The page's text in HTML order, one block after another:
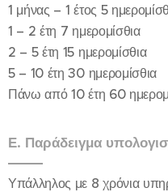
1 μήνας – 1 έτος 5
1 – 2 έτη 7 ημερομίσθια
2 – 5 έτη 15 ημερομίσθια
5 – 10 έτη 30 ημερομίσθια
Πάνω από 10 έτη 60
Ε. Παράδειγμα
Υπάλληλος με 8 χρόνια